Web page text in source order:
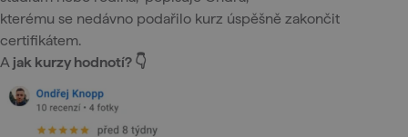
kterému se nedávno podařilo kurz úspěšně zakončit
certifikátem.
A jak kurzy hodnotí? 👇